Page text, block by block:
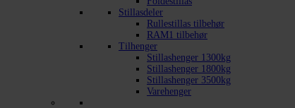
Stillasdeler
Rullestillas tilbehør
RAM1 tilbehør
Tilhenger
Stillashenger 1300kg
Stillashenger 1800kg
Stillashenger 3500kg
Varehenger